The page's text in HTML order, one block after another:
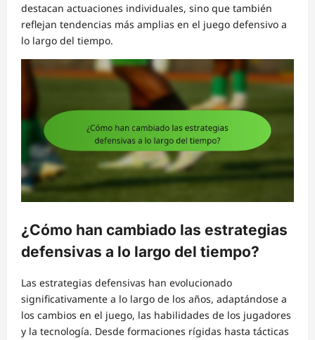
destacan actuaciones individuales, sino que también
reflejan tendencias más amplias en el juego defensivo a
lo largo del tiempo.
¿Cómo han cambiado las estrategias
defensivas a lo largo del tiempo?
Las estrategias defensivas han evolucionado
significativamente a lo largo de los años, adaptándose a
los cambios en el juego, las habilidades de los jugadores
y la tecnología. Desde formaciones rígidas hasta tácticas